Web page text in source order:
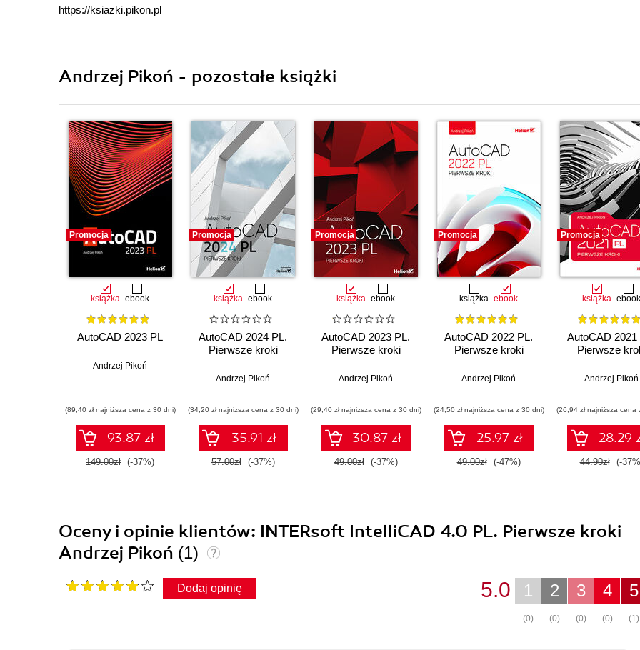
https://ksiazki.pikon.pl
Andrzej Pikoń - pozostałe książki
Promocja
książka ebook
AutoCAD 2023 PL
Andrzej Pikoń
(89,40 zł najniższa cena z 30 dni)
93.87 zł
149.00zł (-37%)
Promocja
książka ebook
AutoCAD 2024 PL.
Pierwsze kroki
Andrzej Pikoń
(34,20 zł najniższa cena z 30 dni)
35.91 zł
57.00zł (-37%)
Promocja
książka ebook
AutoCAD 2023 PL.
Pierwsze kroki
Andrzej Pikoń
(29,40 zł najniższa cena z 30 dni)
30.87 zł
49.00zł (-37%)
Promocja
książka ebook
AutoCAD 2022 PL.
Pierwsze kroki
Andrzej Pikoń
(24,50 zł najniższa cena z 30 dni)
25.97 zł
49.00zł (-47%)
Promocja
książka ebook
AutoCAD 2021
Pierwsze
Andrzej Pikoń
(26,94 zł najniższa cena
28.29
44.90zł (-
Oceny i opinie klientów: INTERsoft IntelliCAD 4.0 PL. Pierwsze kroki
Andrzej Pikoń (1)
Dodaj opinię 5
(1)
4
(0)
3
(0)
2
(0)
1
(0)
5.0